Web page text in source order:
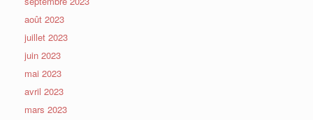
août 2023
juillet 2023
juin 2023
mai 2023
avril 2023
mars 2023